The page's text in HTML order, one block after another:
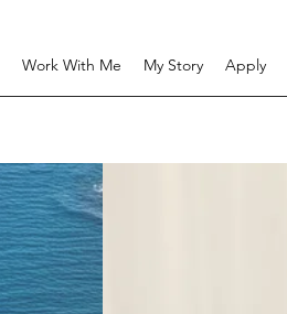
Work With Me My Story Apply